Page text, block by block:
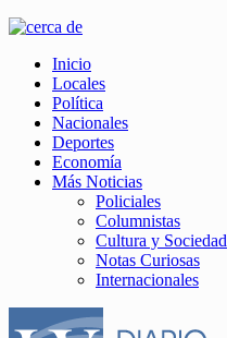
Inicio
Locales
Política
Nacionales
Deportes
Economía
Más Noticias
Policiales
Columnistas
Cultura y Sociedad
Notas Curiosas
Internacionales